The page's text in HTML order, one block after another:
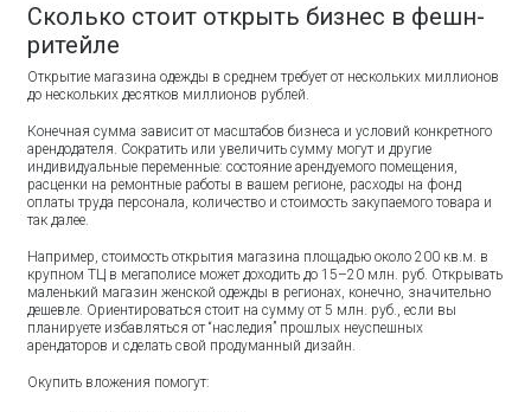
Сколько стоит открыть бизнес в фешн-
ритейле
Открытие магазина одежды в среднем требует от нескольких миллионов
до нескольких десятков миллионов рублей.
Конечная сумма зависит от масштабов бизнеса и условий конкретного
арендодателя. Сократить или увеличить сумму могут и другие
индивидуальные переменные: состояние арендуемого помещения,
расценки на ремонтные работы в вашем регионе, расходы на фонд
оплаты труда персонала, количество и стоимость закупаемого товара и
так далее.
Например, стоимость открытия магазина площадью около 200 кв.м. в
крупном ТЦ в мегаполисе может доходить до 15–20 млн. руб. Открывать
маленький магазин женской одежды в регионах, конечно, значительно
дешевле. Ориентироваться стоит на сумму от 5 млн. руб., если вы
планируете избавляться от “наследия” прошлых неуспешных
арендаторов и сделать свой продуманный дизайн.
Окупить вложения помогут: